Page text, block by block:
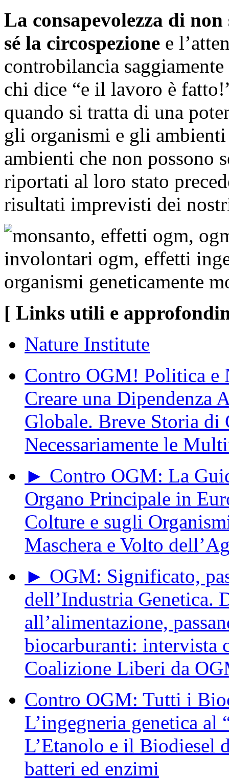
La consapevolezza di
sé la circospezione e
controbilancia
chi dice “e il lavoro è
quando si tratta di una
gli organismi e gli
ambienti che non possono
riportati al loro stato
risultati imprevisti dei
[ Links utili e
Nature Institute
Contro OGM! Politica e
Creare una Dipendenza
Globale. Breve Storia di
Necessariamente le
► Contro OGM: La
Organo Principale in
Colture e sugli
Maschera e Volto
► OGM: Significato,
dell’Industria Genetica.
all’alimentazione,
biocarburanti: intervista
Coalizione Liberi da
Contro OGM: Tutti i
L’ingegneria genetica al
L’Etanolo e il Biodiesel
batteri ed enzimi